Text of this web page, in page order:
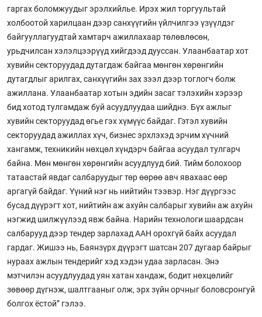
гаргах боломжуудыг эрэлхийлье. Ирэх жил торгуультай
холбоотой харилцаан дээр санхүүгийн үйлчилгээ үзүүлдэг
байгууллагуудтай хамтарч ажиллахаар төлөвлөсөн,
урьдчилсан хэлэлцээрүүд хийгдээд дууссан. Улаанбаатар хот
хувийн секторуудад дутагдаж байгаа мөнгөн хөрөнгийн
дутагдлыг арилгах, санхүүгийн зах зээл дээр тоглогч болж
ажиллана. Улаанбаатар хотын эдийн засаг тэлэхийн хэрээр
бид хотод тулгамдаж буй асуудлуудаа шийднэ. Бүх ажлыг
хувийн секторуудад өгье гэх хүмүүс байдаг. Гэтэл хувийн
секторуудад ажиллах хүч, бизнес эрхлэхэд эрчим хүчний
хангамж, техникийн нөхцөл хүндэрч байгаа асуудал тулгарч
байна. Мөн мөнгөн хөрөнгийн асуудлууд бий. Тийм болохоор
татаастай явдаг салбаруудыг төр өөрөө авч явахаас өөр
аргагүй байдаг. Үүний нэг нь нийтийн тээвэр. Нэг дүүргээс
бусад дүүрэгт хот, нийтийн аж ахуйн салбарыг хувийн аж ахуйн
нэгжид шилжүүлээд явж байна. Нарийн технологи шаардсан
салбарууд дээр тендер зарлахад ААН орохгүй байх асуудал
гардаг. Жишээ нь, Баянзүрх дүүрэгт шатсан 207 дугаар байрыг
нураах ажлын тендерийг хэд хэдэн удаа зарласан. Энэ
мэтчилэн асуудлуудад уян хатан хандаж, бодит нөхцөлийг
зөвөөр дүгнэж, шалтгааныг олж, эрх зүйн орчныг боловсронгуй
болгох ёстой” гэлээ.